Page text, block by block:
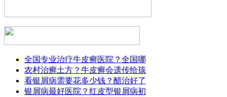
全国专业治疗牛皮癣医院？全国哪
农村治癣土方？牛皮癣会遗传给孩
看银屑病需要花多少钱？醋治好了
银屑病最好医院？红皮型银屑病初